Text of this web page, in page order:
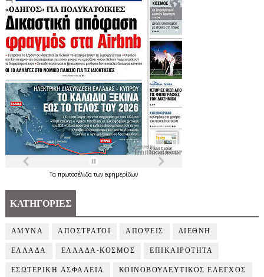
Τα πρωτοσέλιδατων εφημερίδων
ΚΑΤΗΓΟΡΙΕΣ
ΑΜΥΝΑ ΑΠΟΣΤΡΑΤΟΙ ΑΠΟΨΕΙΣ ΔΙΕΘΝΗ
ΕΛΛΑΔΑ ΕΛΛΑΔΑ-ΚΟΣΜΟΣ ΕΠΙΚΑΙΡΟΤΗΤΑ
ΕΣΩΤΕΡΙΚΗ ΑΣΦΑΛΕΙΑ ΚΟΙΝΟΒΟΥΛΕΥΤΙΚΟΣ ΕΛΕΓΧΟΣ